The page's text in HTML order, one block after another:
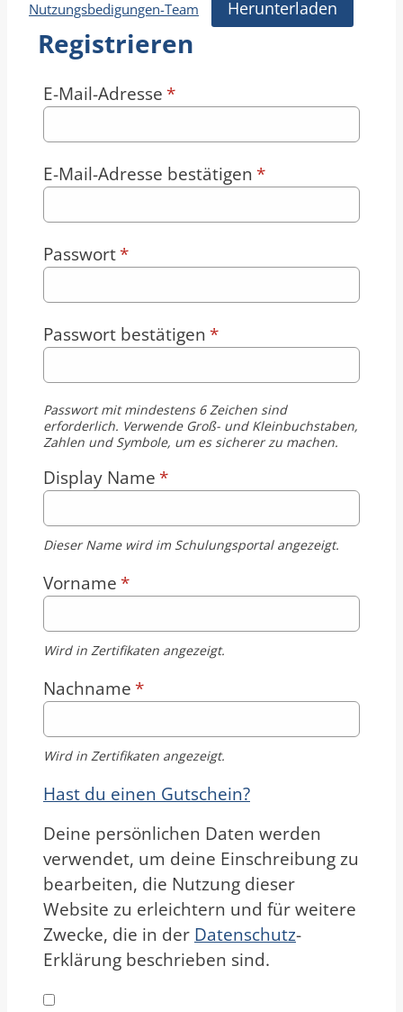
Nutzungsbedigungen-Team Herunterladen
Registrieren
E-Mail-Adresse *
E-Mail-Adresse bestätigen *
Passwort*
Passwort bestätigen *
Passwort mit mindestens 6 Zeichen sind
erforderlich. Verwende Groß- und Kleinbuchstaben,
Zahlen und Symbole, um es sicherer zu machen.
Display Name *
Dieser Name wird im Schulungsportal angezeigt.
Vorname *
Wird in Zertifikaten angezeigt.
Nachname *
Wird in Zertifikaten angezeigt.
Hast du einen Gutschein?
Deine persönlichen Daten werden
verwendet, um deine Einschreibung zu
bearbeiten, die Nutzung dieser
Website zu erleichtern und für weitere
Zwecke, die in der Datenschutz-
Erklärung beschrieben sind.